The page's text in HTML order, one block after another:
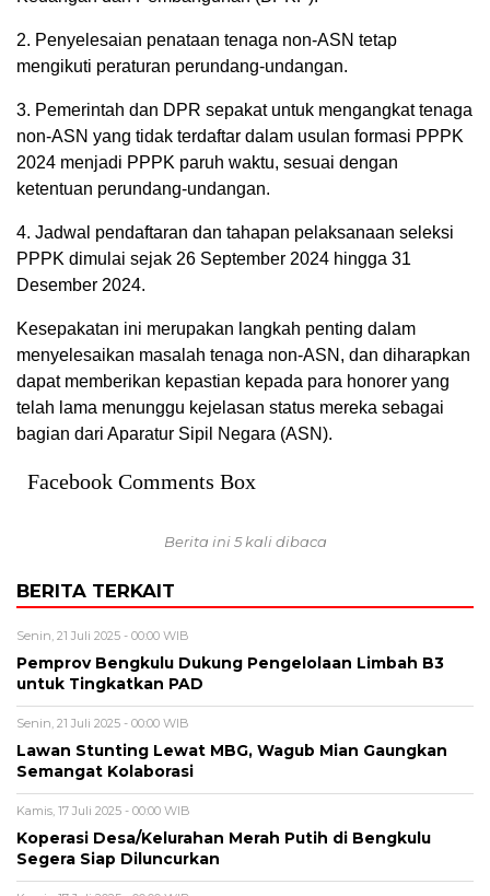
2. Penyelesaian penataan tenaga non-ASN tetap
mengikuti peraturan perundang-undangan.
3. Pemerintah dan DPR sepakat untuk mengangkat tenaga
non-ASN yang tidak terdaftar dalam usulan formasi PPPK
2024 menjadi PPPK paruh waktu, sesuai dengan
ketentuan perundang-undangan.
4. Jadwal pendaftaran dan tahapan pelaksanaan seleksi
PPPK dimulai sejak 26 September 2024 hingga 31
Desember 2024.
Kesepakatan ini merupakan langkah penting dalam
menyelesaikan masalah tenaga non-ASN, dan diharapkan
dapat memberikan kepastian kepada para honorer yang
telah lama menunggu kejelasan status mereka sebagai
bagian dari Aparatur Sipil Negara (ASN).
Facebook Comments Box
Berita ini 5 kali dibaca
BERITA TERKAIT
Senin, 21 Juli 2025 - 00:00 WIB
Pemprov Bengkulu Dukung Pengelolaan Limbah B3
untuk Tingkatkan PAD
Senin, 21 Juli 2025 - 00:00 WIB
Lawan Stunting Lewat MBG, Wagub Mian Gaungkan
Semangat Kolaborasi
Kamis, 17 Juli 2025 - 00:00 WIB
Koperasi Desa/Kelurahan Merah Putih di Bengkulu
Segera Siap Diluncurkan